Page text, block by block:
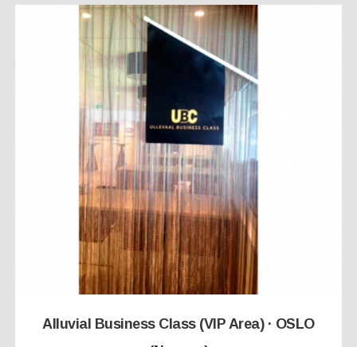
Alluvial Business Class (VIP Area) · OSLO